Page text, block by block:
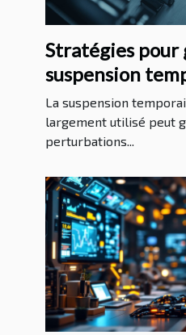
Stratégies pour
suspension
service d'IA
La suspension
largement utilisé peut
perturbations...